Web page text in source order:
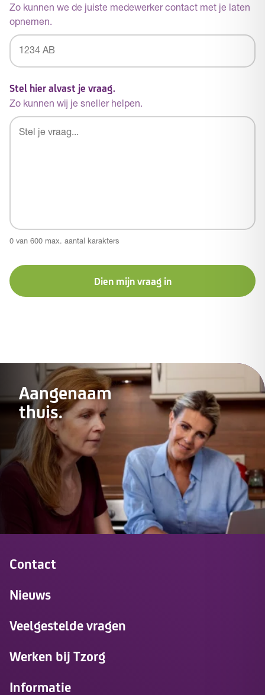
Zo kunnen we de juiste medewerker contact met je laten
opnemen.
Stel hier alvast je vraag.
Zo kunnen wij je sneller helpen.
0 van 600 max. aantal karakters
Dien mijn vraag in
Aangenaam
thuis.
Contact
Nieuws
Veelgestelde vragen
Werken bij Tzorg
Informatie